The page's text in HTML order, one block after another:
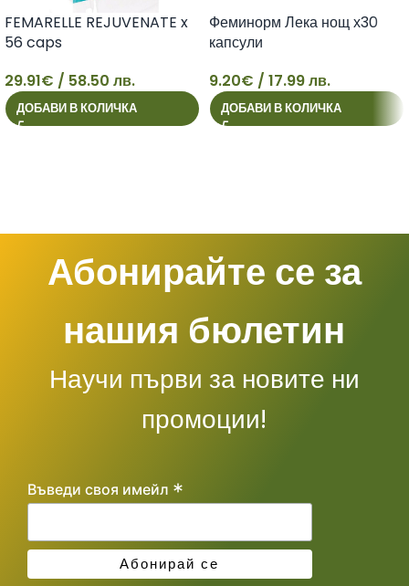
29
FEMARELLE REJUVENATE x
56 caps
29.91€ / 58.50 лв.
ДОБАВИ В КОЛИЧКА
9
Феминорм Лека нощ х30
капсули
9.20€ / 17.99 лв.
ДОБАВИ В КОЛИЧКА
Абонирайте се за
нашия бюлетин
Научи първи за новите ни
промоции!
Въведи своя имейл *